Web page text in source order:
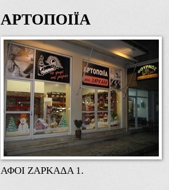
ΑΡΤΟΠΟΙΪΑ
ΑΦΟΙ ΖΑΡΚΑΔΑ 1.